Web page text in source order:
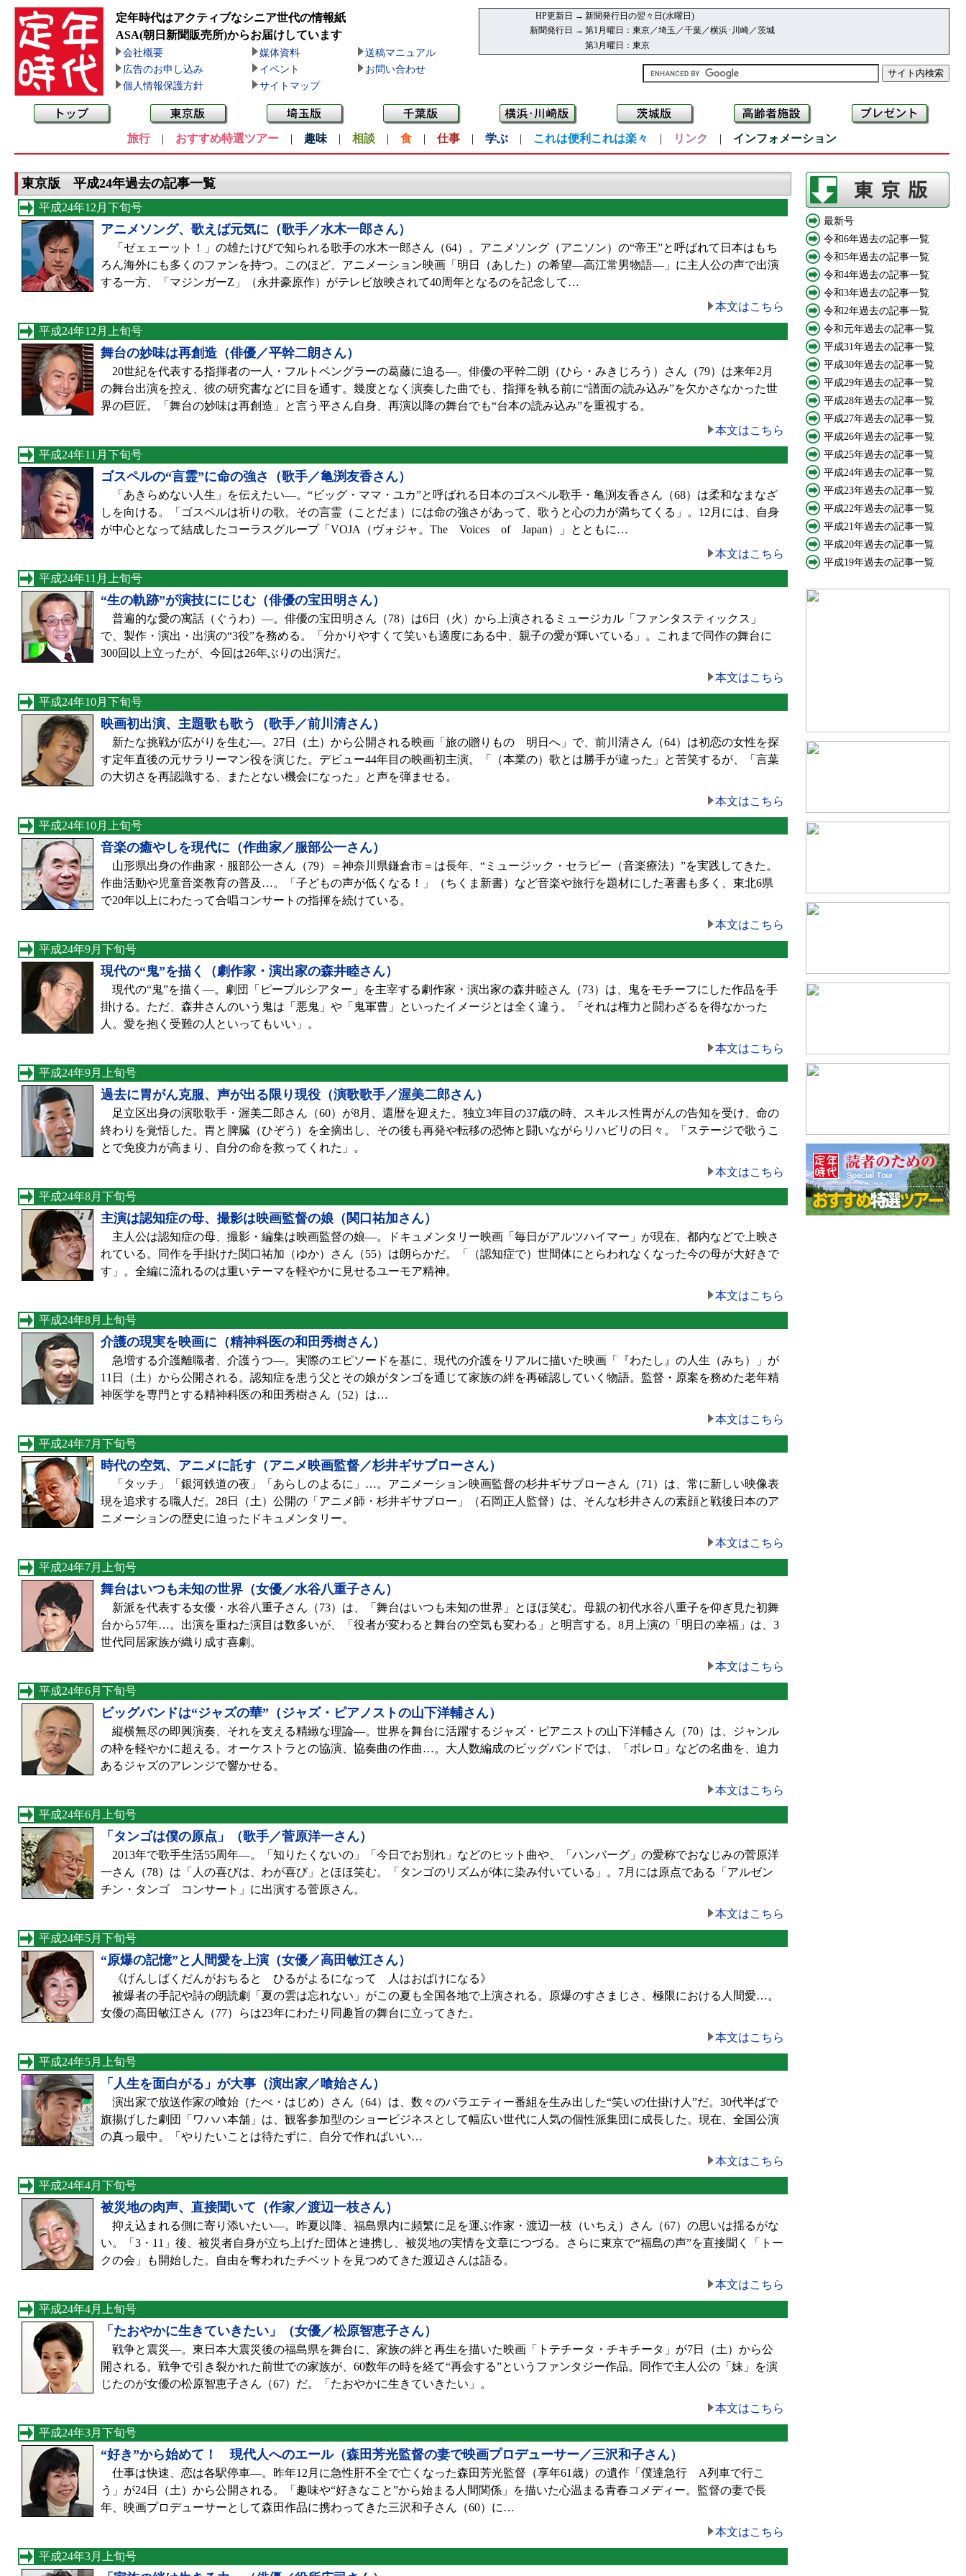
定年時代はアクティブなシニア世代の情報紙
ASA(朝日新聞販売所)からお届けしています
会社概要 媒体資料
送稿マニュアル
広告のお申し込み
イベント
お問い合わせ
個人情報保護方針
サイトマップ
HP更新日 → 新聞発行日の翌々日(水曜日)
新聞発行日 → 第1月曜日：東京／埼玉／千葉／横浜･川崎／茨城
第3月曜日：東京
旅行| おすすめ特選ツアー | 趣味 | 相談 | 食 | 仕事 | 学ぶ | これは便利これは楽々 | リンク | インフォメーション
東京版 平成24年過去の記事一覧
平成24年12月下旬号
アニメソング、歌えば元気に（歌手／水木一郎さん）
「ゼェェーット！」の雄たけびで知られる歌手の水木一郎さん（64）。アニメソング（アニソン）の“帝王”と呼ばれて日本はもち
ろん海外にも多くのファンを持つ。このほど、アニメーション映画「明日（あした）の希望—高江常男物語—」に主人公の声で出演
する一方、「マジンガーZ」（永井豪原作）がテレビ放映されて40周年となるのを記念して…
本文はこちら
平成24年12月上旬号
舞台の妙味は再創造（俳優／平幹二朗さん）
20世紀を代表する指揮者の一人・フルトベングラーの葛藤に迫る—。俳優の平幹二朗（ひら・みきじろう）さん（79）は来年2月
の舞台出演を控え、彼の研究書などに目を通す。幾度となく演奏した曲でも、指揮を執る前に“譜面の読み込み”を欠かさなかった世
界の巨匠。「舞台の妙味は再創造」と言う平さん自身、再演以降の舞台でも“台本の読み込み”を重視する。
本文はこちら
平成24年11月下旬号
ゴスペルの“言霊”に命の強さ（歌手／亀渕友香さん）
「あきらめない人生」を伝えたい—。“ビッグ・ママ・ユカ”と呼ばれる日本のゴスペル歌手・亀渕友香さん（68）は柔和なまなざ
しを向ける。「ゴスペルは祈りの歌。その言霊（ことだま）には命の強さがあって、歌うと心の力が満ちてくる」。12月には、自身
が中心となって結成したコーラスグループ「VOJA（ヴォジャ。The Voices of Japan）」とともに…
本文はこちら
平成24年11月上旬号
“生の軌跡”が演技ににじむ（俳優の宝田明さん）
普遍的な愛の寓話（ぐうわ）—。俳優の宝田明さん（78）は6日（火）から上演されるミュージカル「ファンタスティックス」
で、製作・演出・出演の“3役”を務める。「分かりやすくて笑いも適度にある中、親子の愛が輝いている」。これまで同作の舞台に
300回以上立ったが、今回は26年ぶりの出演だ。
本文はこちら
平成24年10月下旬号
映画初出演、主題歌も歌う（歌手／前川清さん）
新たな挑戦が広がりを生む—。27日（土）から公開される映画「旅の贈りもの 明日へ」で、前川清さん（64）は初恋の女性を探
す定年直後の元サラリーマン役を演じた。デビュー44年目の映画初主演。「（本業の）歌とは勝手が違った」と苦笑するが、「言葉
の大切さを再認識する、またとない機会になった」と声を弾ませる。
本文はこちら
平成24年10月上旬号
音楽の癒やしを現代に（作曲家／服部公一さん）
山形県出身の作曲家・服部公一さん（79）＝神奈川県鎌倉市＝は長年、“ミュージック・セラピー（音楽療法）”を実践してきた。
作曲活動や児童音楽教育の普及…。「子どもの声が低くなる！」（ちくま新書）など音楽や旅行を題材にした著書も多く、東北6県
で20年以上にわたって合唱コンサートの指揮を続けている。
本文はこちら
平成24年9月下旬号
現代の“鬼”を描く（劇作家・演出家の森井睦さん）
現代の“鬼”を描く―。劇団「ピープルシアター」を主宰する劇作家・演出家の森井睦さん（73）は、鬼をモチーフにした作品を手
掛ける。ただ、森井さんのいう鬼は「悪鬼」や「鬼軍曹」といったイメージとは全く違う。「それは権力と闘わざるを得なかった
人。愛を抱く受難の人といってもいい」。
本文はこちら
平成24年9月上旬号
過去に胃がん克服、声が出る限り現役（演歌歌手／渥美二郎さん）
足立区出身の演歌歌手・渥美二郎さん（60）が8月、還暦を迎えた。独立3年目の37歳の時、スキルス性胃がんの告知を受け、命の
終わりを覚悟した。胃と脾臓（ひぞう）を全摘出し、その後も再発や転移の恐怖と闘いながらリハビリの日々。「ステージで歌うこ
とで免疫力が高まり、自分の命を救ってくれた」。
本文はこちら
平成24年8月下旬号
主演は認知症の母、撮影は映画監督の娘（関口祐加さん）
主人公は認知症の母、撮影・編集は映画監督の娘―。ドキュメンタリー映画「毎日がアルツハイマー」が現在、都内などで上映さ
れている。同作を手掛けた関口祐加（ゆか）さん（55）は朗らかだ。「（認知症で）世間体にとらわれなくなった今の母が大好きで
す」。全編に流れるのは重いテーマを軽やかに見せるユーモア精神。
本文はこちら
平成24年8月上旬号
介護の現実を映画に（精神科医の和田秀樹さん）
急増する介護離職者、介護うつ―。実際のエピソードを基に、現代の介護をリアルに描いた映画「『わたし』の人生（みち）」が
11日（土）から公開される。認知症を患う父とその娘がタンゴを通じて家族の絆を再確認していく物語。監督・原案を務めた老年精
神医学を専門とする精神科医の和田秀樹さん（52）は…
本文はこちら
平成24年7月下旬号
時代の空気、アニメに託す（アニメ映画監督／杉井ギサブローさん）
「タッチ」「銀河鉄道の夜」「あらしのよるに」…。アニメーション映画監督の杉井ギサブローさん（71）は、常に新しい映像表
現を追求する職人だ。28日（土）公開の「アニメ師・杉井ギサブロー」（石岡正人監督）は、そんな杉井さんの素顔と戦後日本のア
ニメーションの歴史に迫ったドキュメンタリー。
本文はこちら
平成24年7月上旬号
舞台はいつも未知の世界（女優／水谷八重子さん）
新派を代表する女優・水谷八重子さん（73）は、「舞台はいつも未知の世界」とほほ笑む。母親の初代水谷八重子を仰ぎ見た初舞
台から57年…。出演を重ねた演目は数多いが、「役者が変わると舞台の空気も変わる」と明言する。8月上演の「明日の幸福」は、3
世代同居家族が織り成す喜劇。
本文はこちら
平成24年6月下旬号
ビッグバンドは“ジャズの華”（ジャズ・ピアノストの山下洋輔さん）
縦横無尽の即興演奏、それを支える精緻な理論—。世界を舞台に活躍するジャズ・ピアニストの山下洋輔さん（70）は、ジャンル
の枠を軽やかに超える。オーケストラとの協演、協奏曲の作曲…。大人数編成のビッグバンドでは、「ボレロ」などの名曲を、迫力
あるジャズのアレンジで響かせる。
本文はこちら
平成24年6月上旬号
「タンゴは僕の原点」（歌手／菅原洋一さん）
2013年で歌手生活55周年—。「知りたくないの」「今日でお別れ」などのヒット曲や、「ハンバーグ」の愛称でおなじみの菅原洋
一さん（78）は「人の喜びは、わが喜び」とほほ笑む。「タンゴのリズムが体に染み付いている」。7月には原点である「アルゼン
チン・タンゴ コンサート」に出演する菅原さん。
本文はこちら
平成24年5月下旬号
“原爆の記憶”と人間愛を上演（女優／高田敏江さん）
《げんしばくだんがおちると ひるがよるになって 人はおばけになる》
被爆者の手記や詩の朗読劇「夏の雲は忘れない」がこの夏も全国各地で上演される。原爆のすさまじさ、極限における人間愛…。
女優の高田敏江さん（77）らは23年にわたり同趣旨の舞台に立ってきた。
本文はこちら
平成24年5月上旬号
「人生を面白がる」が大事（演出家／喰始さん）
演出家で放送作家の喰始（たべ・はじめ）さん（64）は、数々のバラエティー番組を生み出した“笑いの仕掛け人”だ。30代半ばで
旗揚げした劇団「ワハハ本舗」は、観客参加型のショービジネスとして幅広い世代に人気の個性派集団に成長した。現在、全国公演
の真っ最中。「やりたいことは待たずに、自分で作ればいい…
本文はこちら
平成24年4月下旬号
被災地の肉声、直接聞いて（作家／渡辺一枝さん）
抑え込まれる側に寄り添いたい—。昨夏以降、福島県内に頻繁に足を運ぶ作家・渡辺一枝（いちえ）さん（67）の思いは揺るがな
い。「3・11」後、被災者自身が立ち上げた団体と連携し、被災地の実情を文章につづる。さらに東京で“福島の声”を直接聞く「トー
クの会」も開始した。自由を奪われたチベットを見つめてきた渡辺さんは語る。
本文はこちら
平成24年4月上旬号
「たおやかに生きていきたい」（女優／松原智恵子さん）
戦争と震災—。東日本大震災後の福島県を舞台に、家族の絆と再生を描いた映画「トテチータ・チキチータ」が7日（土）から公
開される。戦争で引き裂かれた前世での家族が、60数年の時を経て“再会する”というファンタジー作品。同作で主人公の「妹」を演
じたのが女優の松原智恵子さん（67）だ。「たおやかに生きていきたい」。
本文はこちら
平成24年3月下旬号
“好き”から始めて！ 現代人へのエール（森田芳光監督の妻で映画プロデューサー／三沢和子さん）
仕事は快速、恋は各駅停車—。昨年12月に急性肝不全で亡くなった森田芳光監督（享年61歳）の遺作「僕達急行 A列車で行こ
う」が24日（土）から公開される。「趣味や“好きなこと”から始まる人間関係」を描いた心温まる青春コメディー。監督の妻で長
年、映画プロデューサーとして森田作品に携わってきた三沢和子さん（60）に…
本文はこちら
平成24年3月上旬号
最新号
令和6年過去の記事一覧
令和5年過去の記事一覧
令和4年過去の記事一覧
令和3年過去の記事一覧
令和2年過去の記事一覧
令和元年過去の記事一覧
平成31年過去の記事一覧
平成30年過去の記事一覧
平成29年過去の記事一覧
平成28年過去の記事一覧
平成27年過去の記事一覧
平成26年過去の記事一覧
平成25年過去の記事一覧
平成24年過去の記事一覧
平成23年過去の記事一覧
平成22年過去の記事一覧
平成21年過去の記事一覧
平成20年過去の記事一覧
平成19年過去の記事一覧